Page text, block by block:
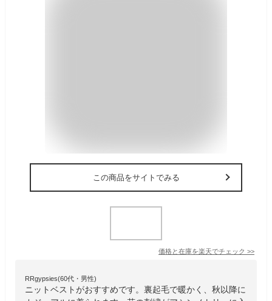
この商品をサイトでみる
価格と在庫を楽天でチェック >>
RRgypsies(60代・男性)
ニットベストがおすすめです。裏起毛で暖かく、秋以降に